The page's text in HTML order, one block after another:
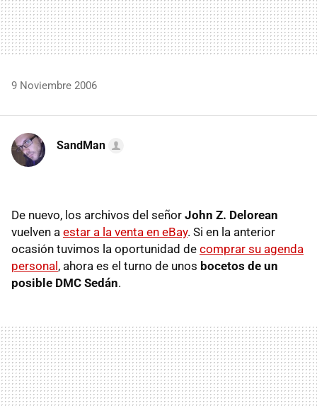
9 Noviembre 2006
SandMan
De nuevo, los archivos del señor John Z. Delorean
vuelven a estar a la venta en eBay. Si en la anterior
ocasión tuvimos la oportunidad de comprar su agenda
personal , ahora es el turno de unos bocetos de un
posible DMC Sedán.